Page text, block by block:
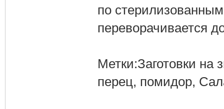
по
переворачивается
Метки:Заготовки
перец, помидор,